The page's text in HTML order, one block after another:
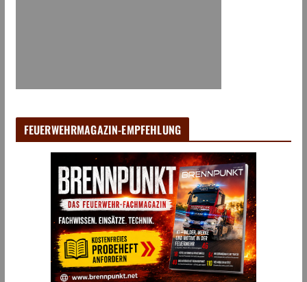
FEUERWEHRMAGAZIN-EMPFEHLUNG